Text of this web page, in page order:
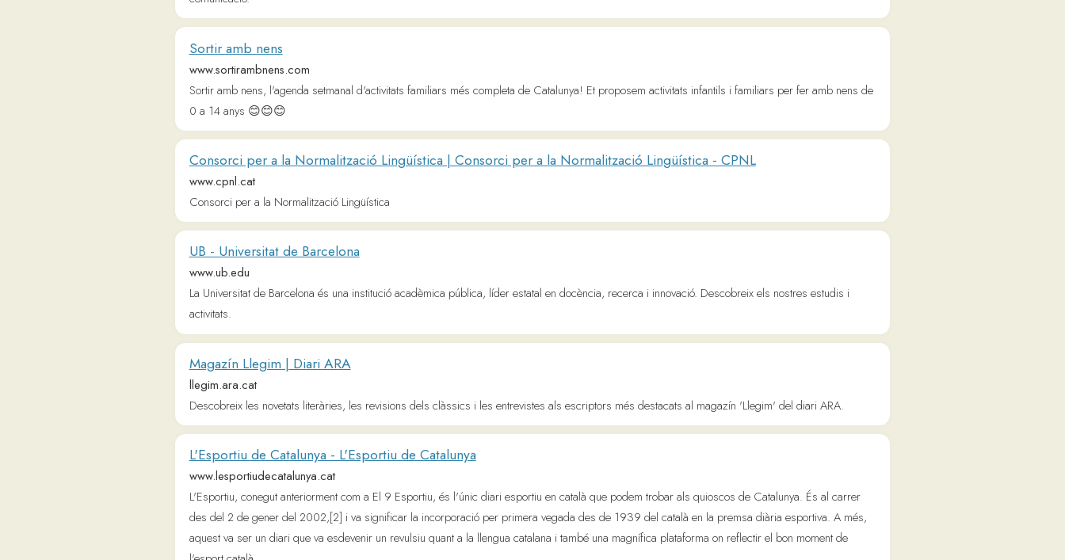
UB - Universitat de Barcelona
www.ub.edu
La Universitat de Barcelona és una institució acadèmica pública, líder estatal en docència, recerca i innovació. Descobreix els nostres estudis i
activitats.
Magazín Llegim | Diari ARA
llegim.ara.cat
Descobreix les novetats literàries, les revisions dels clàssics i les entrevistes als escriptors més destacats al magazín 'Llegim' del diari ARA.
L'Esportiu de Catalunya - L'Esportiu de Catalunya
www.lesportiudecatalunya.cat
L'Esportiu, conegut anteriorment com a El 9 Esportiu, és l'únic diari esportiu en català que podem trobar als quioscos de Catalunya. És al carrer
aquest va ser un diari que va esdevenir un revulsiu quant a la llengua catalana i també una magnífica plataforma on reflectir el bon moment de
l'esport català.
Parla.cat: Inicia sessió al lloc
parla.cat
Diari digital de notícies i anàlisi de Catalunya | Nació Digital
www.naciodigital.cat
Notícies, reportatges i opinions sobre la política, societat, economia, cultura i esports de Catalunya i del món.
3CatInfo - Informar. Explicar. Entendre.
www.324.cat
Notícies i anàlisi de Catalunya i el món amb vídeos, àudios i fotos. Tota l'oferta informativa de 3Cat.